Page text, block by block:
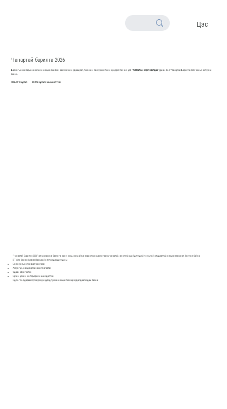
Цэс
Чанартай барилга 2026
Барилгын салбарын өнөөгийн нөхцөл байдал, зах зээлийн удаашрал, төслийн санхүүжилтийн хүндрэлтэй энэ үед“Хямралын эсрэг хамтдаа”уриан дор “Чанартай Барилга 2026” аяныг эхлүүлж
байна.
2026.07.10 хүртэл 30-70% хүртэлх хөнгөлөлттэй
“Чанартай Барилга 2026” аяны хүрээнд барилга, орон сууц, хувь айлд зориулсан цахилгааны чанартай, аюулгүй шийдлүүдийг онцгой хямдралтай нөхцөлөөр санал болгож байна.
BTicino болон Legrand брэндийн бүтээгдэхүүнүүд нь:
Олон улсын стандарт хангасан
Аюулгүй, найдвартай ажиллагаатай
Удаан эдэлгээтэй
Орчин үеийн интерьерийн шийдэлтэй
Одоогоор дараах бүтээгдэхүүнүүдэд тусгай нөхцөлтэйгөөр худалдаалагдаж байна: